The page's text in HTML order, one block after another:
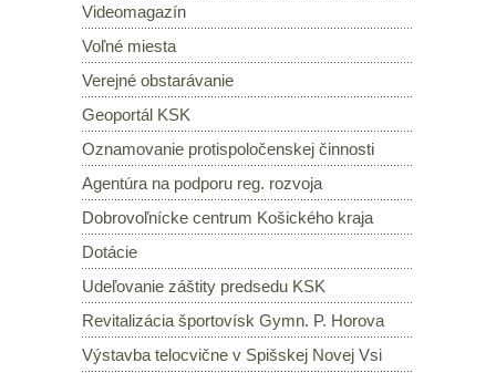
Videomagazín
Voľné miesta
Verejné obstarávanie
Geoportál KSK
Oznamovanie protispoločenskej činnosti
Agentúra na podporu reg. rozvoja
Dobrovoľnícke centrum Košického kraja
Dotácie
Udeľovanie záštity predsedu KSK
Revitalizácia športovísk Gymn. P. Horova
Výstavba telocvične v Spišskej Novej Vsi